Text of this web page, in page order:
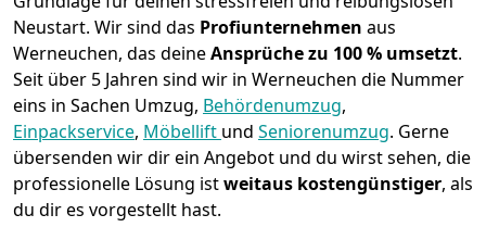
Neustart. Wir sind das Profiunternehmen aus
Werneuchen, das deineAnsprüche zu 100 % umsetzt.
Seit über 5 Jahren sind wir in Werneuchen die Nummer
eins in Sachen Umzug, Behördenumzug,
Einpackservice, Möbellift und Seniorenumzug. Gerne
übersenden wir dir ein Angebot und du wirst sehen, die
professionelle Lösung istweitaus kostengünstiger, als
du dir es vorgestellt hast.